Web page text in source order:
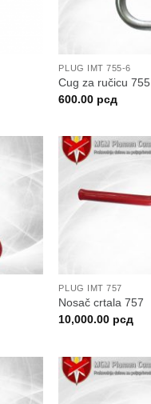
PLUG IMT 755-6
Cug za ručicu 755
600.00 рсд
PLUG IMT 757
Nosač crtala 757
10,000.00 рсд